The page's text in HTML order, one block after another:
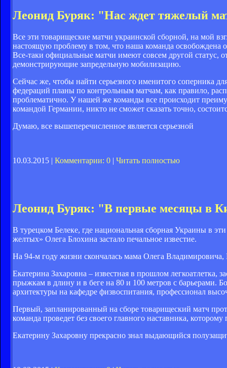
Леонид Буряк: "Нас ждет тяжелый
Все эти товарищеские матчи украинской сборной, на мой
настоящую проблему в том, что наша команда освобождена
Все-таки официальные матчи имеют совсем другой статус,
демонстрирующие запредельную мобилизацию.
Сейчас же, чтобы найти серьезного именитого соперника
федераций планы по контрольным матчам, как правило,
проблематично. У нашей же команды все происходит
командой Германии, никто не сможет сказать точно,
Думаю, все вышеперечисленное является серьезной
10.03.2015 | Комментарии: 0 | Читать полностью
Леонид Буряк: "В первые месяцы в
В турецком Белеке, где национальная сборная Украины в
желтых» Олега Блохина застало печальное известие.
На 94-м году жизни скончалась мама Олега Владимировича,
Екатерина Захаровна – известная в прошлом
прыжкам в длину и в беге на 80 и 100 метров с барьерами.
архитектуры на кафедре физвоспитания, профессионал
Первый, запланированный на сборе товарищеский матч
команда проведет без своего главного наставника,
Екатерину Захаровну прекрасно знал выдающийся